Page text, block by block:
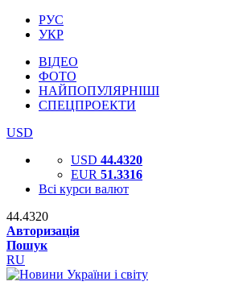
РУС
УКР
ВІДЕО
ФОТО
НАЙПОПУЛЯРНІШІ
СПЕЦПРОЕКТИ
USD
USD 44.4320
EUR 51.3316
Всі курси валют
44.4320
Авторизація
Пошук
RU